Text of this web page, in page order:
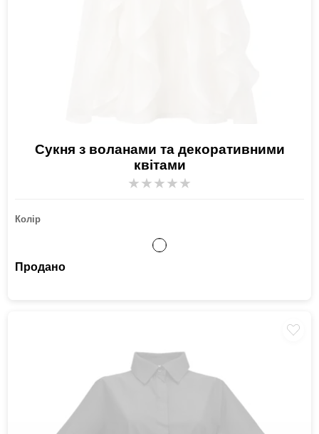
Сукня з воланами та декоративними
квітами
★★★★★
Колір
Продано